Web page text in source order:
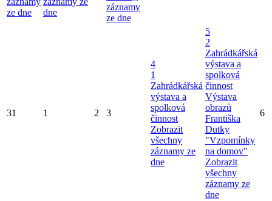
ze dne
dne
záznamy
ze dne
31 1 2 3
4
1
Zahrádkářská
výstava a
spolková
činnost
Zobrazit
všechny
záznamy ze
dne
5
2
Zahrádkářská
výstava a
spolková
činnost
Výstava
obrazů
Františka
Dutky
"Vzpomínky
na domov"
Zobrazit
všechny
záznamy ze
dne
6